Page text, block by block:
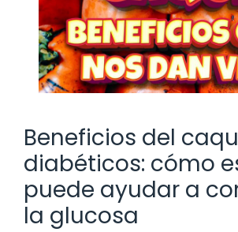
Beneficios del
diabéticos: cómo
puede ayudar a
la glucosa